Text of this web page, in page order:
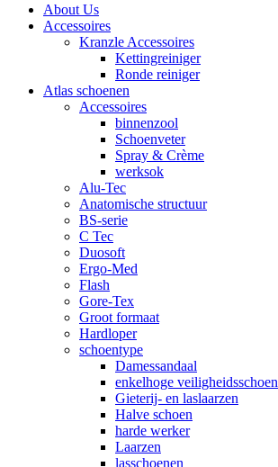
About Us
Accessoires
Kranzle Accessoires
Kettingreiniger
Ronde reiniger
Atlas schoenen
Accessoires
binnenzool
Schoenveter
Spray & Crème
werksok
Alu-Tec
Anatomische structuur
BS-serie
C Tec
Duosoft
Ergo-Med
Flash
Gore-Tex
Groot formaat
Hardloper
schoentype
Damessandaal
enkelhoge veiligheidsschoen
Gieterij- en laslaarzen
Halve schoen
harde werker
Laarzen
lasschoenen